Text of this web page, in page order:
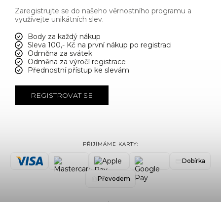
Zaregistrujte se do našeho věrnostního programu a
využívejte unikátních slev.
Body za každý nákup
Sleva 100,- Kč na první nákup po registraci
Odměna za svátek
Odměna za výročí registrace
Přednostní přístup ke slevám
REGISTROVAT SE
PŘIJÍMÁME KARTY:
Dobírka
Převodem